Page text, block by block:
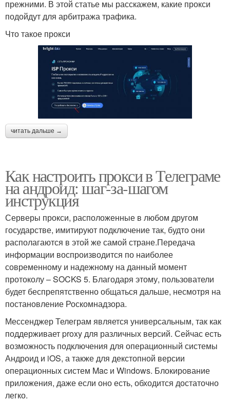
прежними. В этой статье мы расскажем, какие прокси
подойдут для арбитража трафика.
Что такое прокси
читать дальше →
Как настроить прокси в Телеграме
на андроид: шаг-за-шагом
инструкция
Серверы прокси, расположенные в любом другом
государстве, имитируют подключение так, будто они
располагаются в этой же самой стране.Передача
информации воспроизводится по наиболее
современному и надежному на данный момент
протоколу – SOCKS 5. Благодаря этому, пользователи
будет беспрепятственно общаться дальше, несмотря на
постановление Роскомнадзора.
Мессенджер Телеграм является универсальным, так как
поддерживает proxy для различных версий. Сейчас есть
возможность подключения для операционный системы
Андроид и iOS, а также для декстопной версии
операционных систем Mac и Windows. Блокирование
приложения, даже если оно есть, обходится достаточно
легко.